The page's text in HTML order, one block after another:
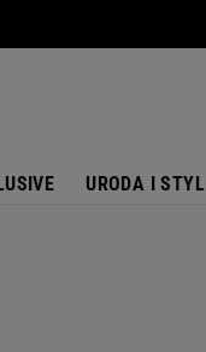
URODA I STYL